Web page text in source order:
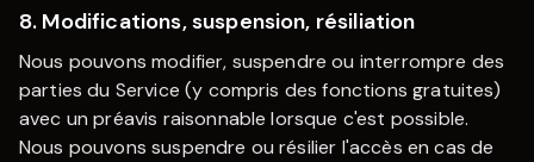
8. Modifications, suspension, résiliation
Nous pouvons modifier, suspendre ou interrompre des
parties du Service (y compris des fonctions gratuites)
avec un préavis raisonnable lorsque c'est possible.
Nous pouvons suspendre ou résilier l'accès en cas de